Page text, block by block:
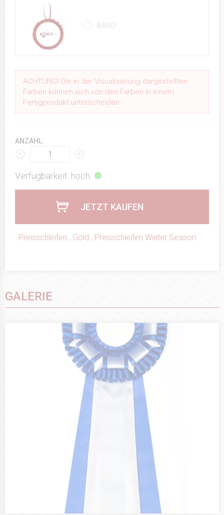
BAND
ACHTUNG! Die in der Visualisierung dargestellten
Farben können sich von den Farben in einem
Fertigprodukt unterscheiden.
ANZAHL:
Verfügbarkeit: hoch
JETZT KAUFEN
: Preisschleifen , Gold , Preisschleifen Winter Season
GALERIE